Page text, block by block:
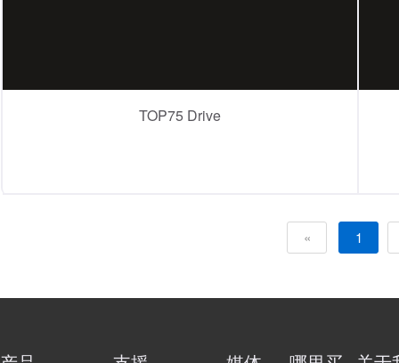
TOP75 Drive
« 1